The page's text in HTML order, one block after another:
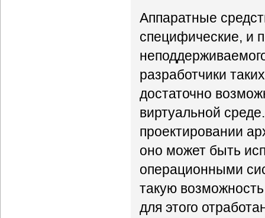
Аппаратные
специфические, и
разработчики
достаточно
виртуальной
проектировании
оно может быть
операционными
такую
для этого